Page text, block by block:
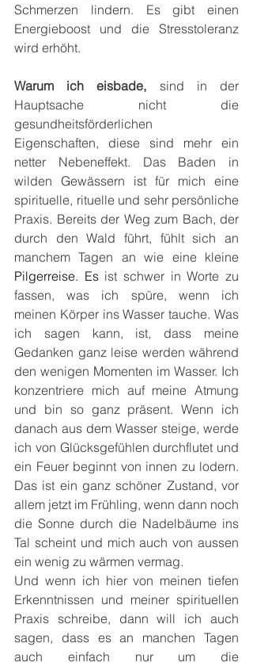
Schmerzen lindern. Es gibt einen
Energieboost und die Stresstoleranz
wird erhöht.
Warum ich eisbade, sind in der
Hauptsache nicht die
gesundheitsförderlichen
Eigenschaften, diese sind mehr ein
netter Nebeneffekt. Das Baden in
wilden Gewässern ist für mich eine
spirituelle, rituelle und sehr persönliche
Praxis. Bereits der Weg zum Bach, der
durch den Wald führt, fühlt sich an
Pilgerreise. Es ist schwer in Worte zu
fassen, was ich spüre, wenn ich
meinen Körper ins Wasser tauche. Was
ich sagen kann, ist, dass meine
Gedanken ganz leise werden während
den wenigen Momenten im Wasser. Ich
konzentriere mich auf meine Atmung
und bin so ganz präsent. Wenn ich
danach aus dem Wasser steige, werde
ich von Glücksgefühlen durchflutet und
ein Feuer beginnt von innen zu lodern.
Das ist ein ganz schöner Zustand, vor
allem jetzt im Frühling, wenn dann noch
die Sonne durch die Nadelbäume ins
Tal scheint und mich auch von aussen
ein wenig zu wärmen vermag.
Und wenn ich hier von meinen tiefen
Erkenntnissen und meiner spirituellen
Praxis schreibe, dann will ich auch
sagen, dass es an manchen Tagen
auch einfach nur um die